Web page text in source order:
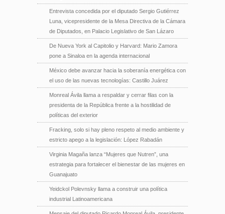
Entrevista concedida por el diputado Sergio Gutiérrez
Luna, vicepresidente de la Mesa Directiva de la Cámara
de Diputados, en Palacio Legislativo de San Lázaro
De Nueva York al Capitolio y Harvard: Mario Zamora
pone a Sinaloa en la agenda internacional
México debe avanzar hacia la soberanía energética con
el uso de las nuevas tecnologías: Castillo Juárez
Monreal Ávila llama a respaldar y cerrar filas con la
presidenta de la República frente a la hostilidad de
políticas del exterior
Fracking, solo si hay pleno respeto al medio ambiente y
estricto apego a la legislación: López Rabadán
Virginia Magaña lanza “Mujeres que Nutren”, una
estrategia para fortalecer el bienestar de las mujeres en
Guanajuato
Yeidckol Polevnsky llama a construir una política
industrial Latinoamericana